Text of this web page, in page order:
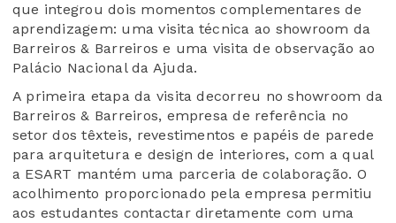
que integrou dois momentos complementares de
aprendizagem: uma visita técnica ao showroom da
Barreiros & Barreiros e uma visita de observação ao
Palácio Nacional da Ajuda.
A primeira etapa da visita decorreu no showroom da
Barreiros & Barreiros, empresa de referência no
setor dos têxteis, revestimentos e papéis de parede
para arquitetura e design de interiores, com a qual
a ESART mantém uma parceria de colaboração. O
acolhimento proporcionado pela empresa permitiu
aos estudantes contactar diretamente com uma